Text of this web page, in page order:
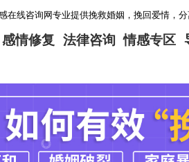
咨询网专业提供挽救婚姻，挽回爱情，分离第
感情修复 法律咨询 情感专区